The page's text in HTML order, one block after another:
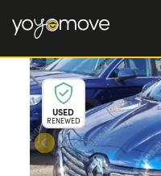
OFFERTE
Privati
Aziende e P.IVA
OFFERTE NOLEGGIO
AUTO USATE
USED
RENEWED